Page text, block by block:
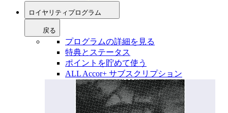
ロイヤリティプログラム
戻る
プログラムの詳細を見る
特典とステータス
ポイントを貯めて使う
ALL Accor+ サブスクリプション